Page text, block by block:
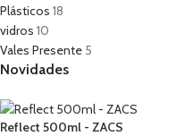
Plásticos 18
vidros 10
Vales Presente 5
Novidades
Reflect 500ml - ZACS